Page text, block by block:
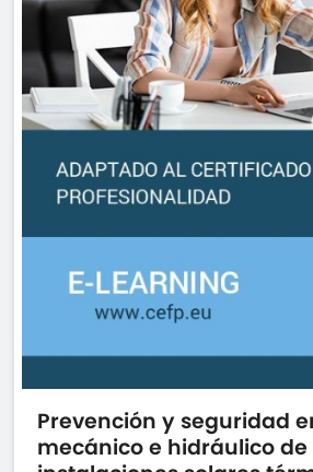
Prevención y seguridad
mecánico e hidráulico de